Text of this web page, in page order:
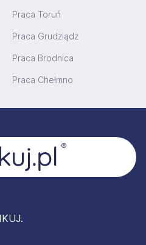
Praca Toruń
Praca Grudziądz
Praca Brodnica
Praca Chełmno